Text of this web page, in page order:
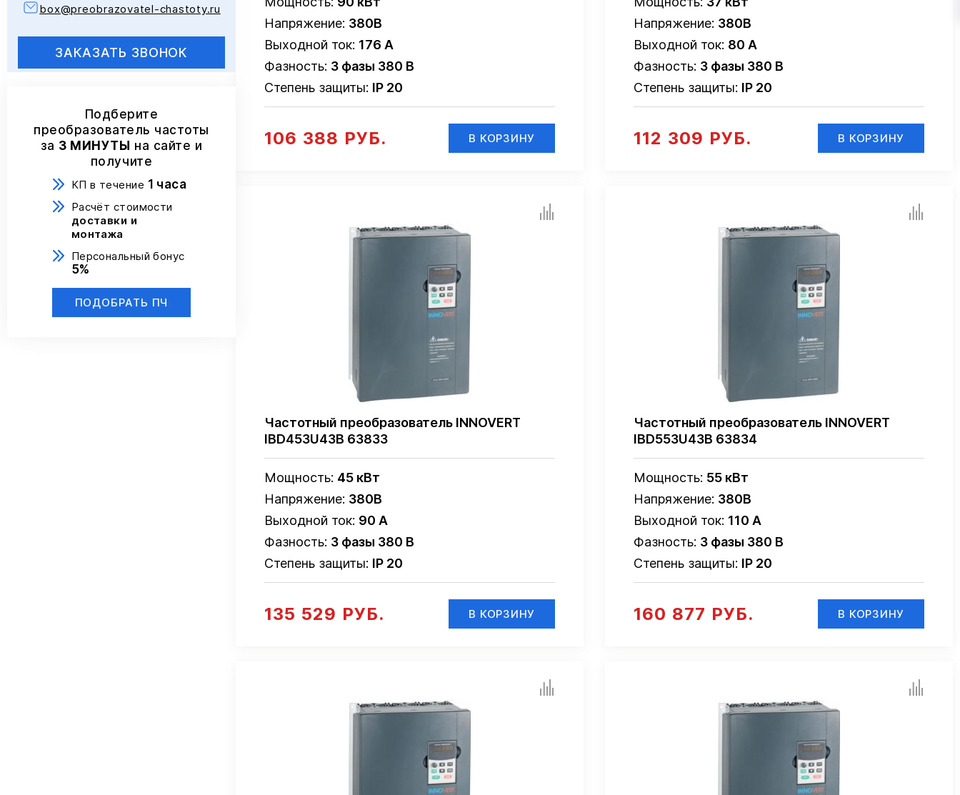
box@preobrazovatel-chastoty.ru
ЗАКАЗАТЬ ЗВОНОК
Подберите
преобразователь частоты
за 3 МИНУТЫ на сайте и
получите
КП в течение 1 часа
Расчёт стоимости
доставки и
монтажа
Персональный бонус
5%
ПОДОБРАТЬ ПЧ
Напряжение: 380В
Выходной ток: 176 А
Фазность: 3 фазы 380 В
Степень защиты: IP 20
106 388 РУБ. В КОРЗИНУ
Напряжение: 380В
Выходной ток: 80 А
Фазность: 3 фазы 380 В
Степень защиты: IP 20
112 309 РУБ. В КОРЗИНУ
Частотный преобразователь INNOVERT
IBD453U43B 63833
Мощность: 45 кВт
Напряжение: 380В
Выходной ток: 90 А
Фазность: 3 фазы 380 В
Степень защиты: IP 20
135 529 РУБ. В КОРЗИНУ
Частотный преобразователь INNOVERT
IBD553U43B 63834
Мощность: 55 кВт
Напряжение: 380В
Выходной ток: 110 А
Фазность: 3 фазы 380 В
Степень защиты: IP 20
160 877 РУБ. В КОРЗИНУ